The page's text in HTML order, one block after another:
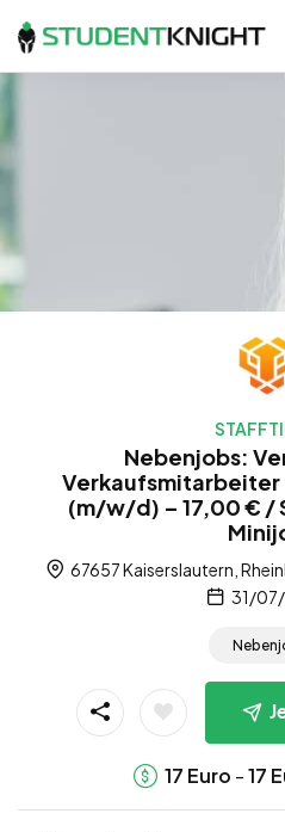
Nebenjobs:
Verkaufsmitarbeiter
(m/w/d) – 17,00 € /
67657 Kaiserslautern,
31/
17 Euro -17